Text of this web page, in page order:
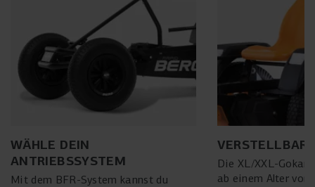
WÄHLE DEIN
ANTRIEBSSYSTEM
Mit dem BFR-System kannst du
Die XL/XXL-
ab einem Alter von